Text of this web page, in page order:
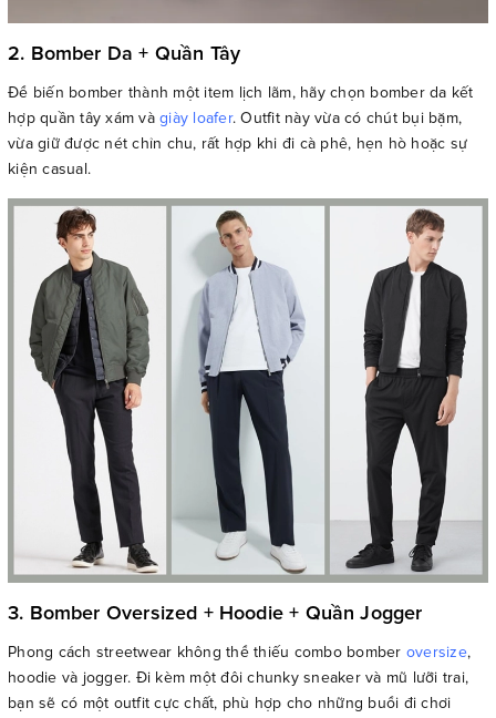
2. Bomber Da + Quần Tây
Để biến bomber thành một item lịch lãm, hãy chọn bomber da kết
hợp quần tây xám và giày loafer. Outfit này vừa có chút bụi bặm,
vừa giữ được nét chỉn chu, rất hợp khi đi cà phê, hẹn hò hoặc sự
kiện casual.
3. Bomber Oversized + Hoodie + Quần Jogger
Phong cách streetwear không thể thiếu combo bomber oversize,
hoodie và jogger. Đi kèm một đôi chunky sneaker và mũ lưỡi trai,
bạn sẽ có một outfit cực chất, phù hợp cho những buổi đi chơi